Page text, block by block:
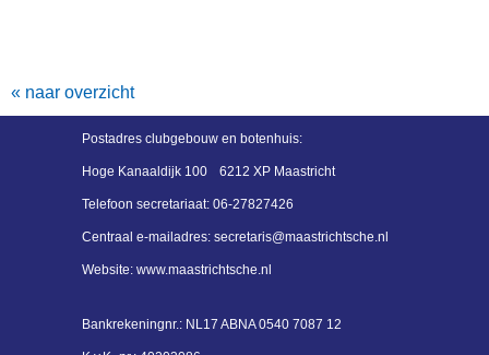
« naar overzicht
Postadres clubgebouw en botenhuis:
Hoge Kanaaldijk 100 6212 XP Maastricht
Telefoon secretariaat: 06-27827426
Centraal e-mailadres: siraterces@maastrichtsche.nl
Website: www.maastrichtsche.nl
Bankrekeningnr.: NL17 ABNA 0540 7087 12